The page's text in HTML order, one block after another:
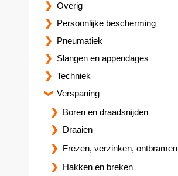
Overig
Persoonlijke bescherming
Pneumatiek
Slangen en appendages
Techniek
Verspaning
Boren en draadsnijden
Draaien
Frezen, verzinken, ontbramen
Hakken en breken